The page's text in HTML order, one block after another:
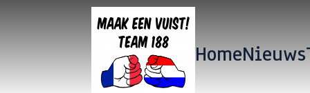
HomeNieuws